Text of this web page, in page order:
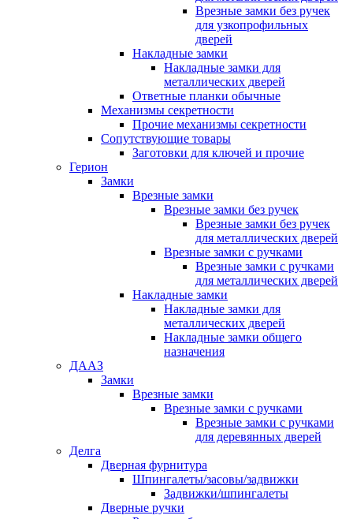
Врезные замки без ручек
для узкопрофильных
дверей
Накладные замки
Накладные замки для
металлических дверей
Ответные планки обычные
Механизмы секретности
Прочие механизмы секретности
Сопутствующие товары
Заготовки для ключей и прочие
Герион
Замки
Врезные замки
Врезные замки без ручек
Врезные замки без ручек
для металлических дверей
Врезные замки с ручками
Врезные замки с ручками
для металлических дверей
Накладные замки
Накладные замки для
металлических дверей
Накладные замки общего
назначения
ДААЗ
Замки
Врезные замки
Врезные замки с ручками
Врезные замки с ручками
для деревянных дверей
Делга
Дверная фурнитура
Шпингалеты/засовы/задвижки
Задвижки/шпингалеты
Дверные ручки